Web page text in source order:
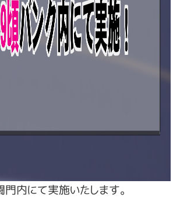
内にて実施いたします。